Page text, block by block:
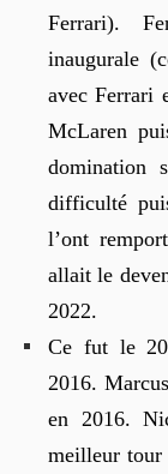
Ferrari).
inaugurale
avec Ferrari
McLaren
domination
difficulté
l’ont
allait le
2022.
Ce fut le
2016.
en 2016.
meilleur tour